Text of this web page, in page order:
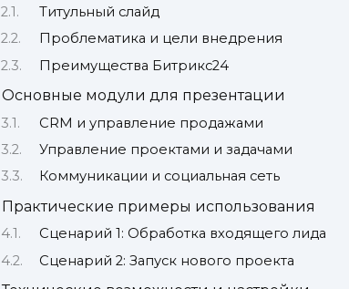
Титульный слайд
Проблематика и цели внедрения
Преимущества Битрикс24
Основные модули для презентации
CRM и управление продажами
Управление проектами и задачами
Коммуникации и социальная сеть
Практические примеры использования
Сценарий 1: Обработка входящего лида
Сценарий 2: Запуск нового проекта